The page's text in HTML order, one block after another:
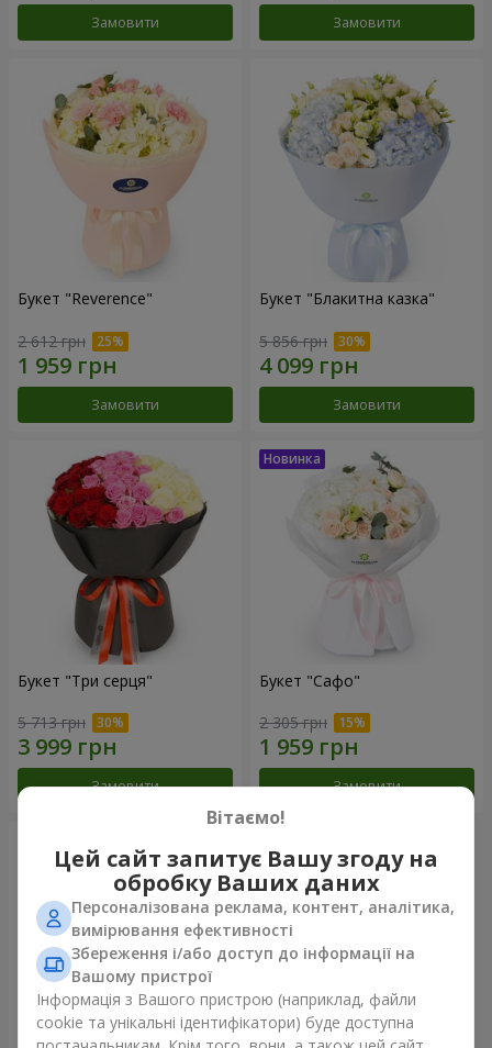
Замовити Замовити
Букет "Reverence"
2 612 грн
Замовити
Букет "Блакитна казка"
5 856 грн
Замовити
Букет "Три серця"
5 713 грн
Замовити
Букет "Сафо"
2 305 грн
Замовити
Вітаємо!
Цей сайт запитує Вашу згоду на
обробку Ваших даних
Персоналізована реклама, контент, аналітика,
вимірювання ефективності
Збереження і/або доступ до інформації на
Вашому пристрої
Інформація з Вашого пристрою (наприклад, файли
cookie та унікальні ідентифікатори) буде доступна